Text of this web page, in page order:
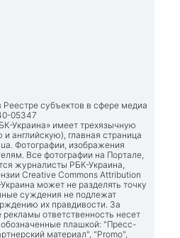
субъектов в сфере медиа
05347
Украина» имеет трехязычную
английскую), главная страница
. Фотографии, изображения
Все фотографии на Портале,
журналисты РБК-Украина,
Creative Commons Attribution
может не разделять точку
суждения не подлежат
их правдивости. За
ответственность несет
плашкой: "Пресс-
материал", "Promo",